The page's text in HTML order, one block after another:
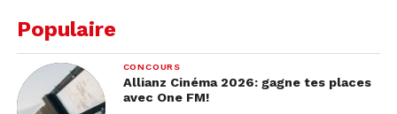
Populaire
CONCOURS
Allianz Cinéma 2026: gagne tes places
avec One FM!